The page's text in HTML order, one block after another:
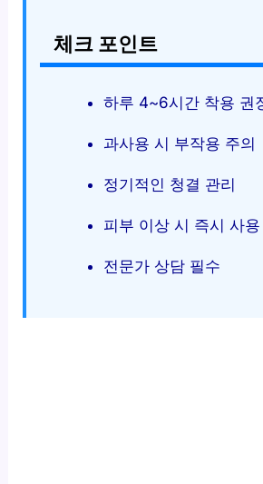
체크 포인트
하루 4~6시간 착용 권
과사용 시 부작용 주의
정기적인 청결 관리
피부 이상 시 즉시 사
전문가 상담 필수